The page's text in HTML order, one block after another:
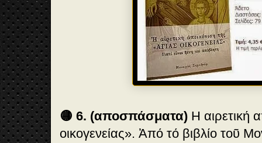
🟡 6. (αποσπάσματα) Η αιρετική
οικογενείας». Ἀπό τό βιβλίο τοῦ